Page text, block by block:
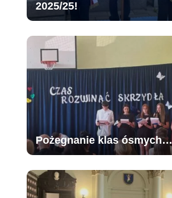
2025/25!
Pożegnanie klas ósmych…